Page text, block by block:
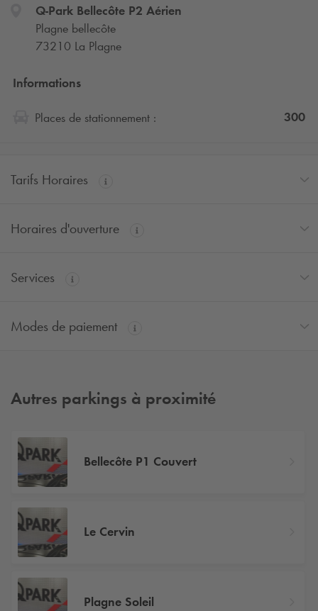
Q-ParkBellecôte P2 Aérien
Plagne bellecôte
73210 La Plagne
Informations
Places de stationnement : 300
Tarifs Horaires
Horaires d'ouverture
Services
Modes de paiement
Autres parkings à proximité
Bellecôte P1 Couvert
Le Cervin
Plagne Soleil